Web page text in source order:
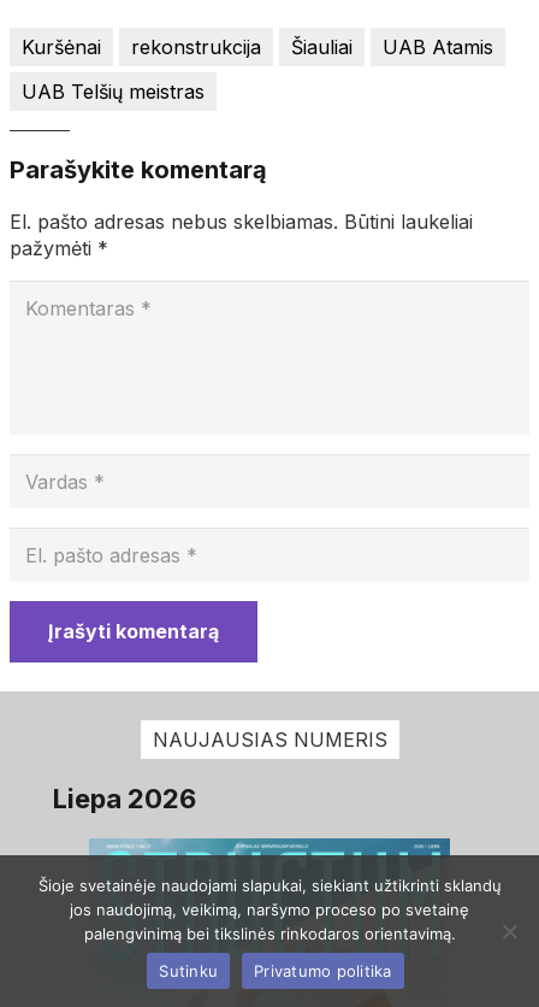
Kuršėnai rekonstrukcija Šiauliai
UAB Atamis
UAB Telšių meistras
Parašykite komentarą
El. pašto adresas nebus skelbiamas. Būtini laukeliai
pažymėti *
Įrašyti komentarą
NAUJAUSIAS NUMERIS
Liepa 2026
Šioje svetainėje naudojami slapukai, siekiant užtikrinti sklandų
jos naudojimą, veikimą, naršymo proceso po svetainę
palengvinimą bei tikslinės rinkodaros orientavimą.
Sutinku
Privatumo politika